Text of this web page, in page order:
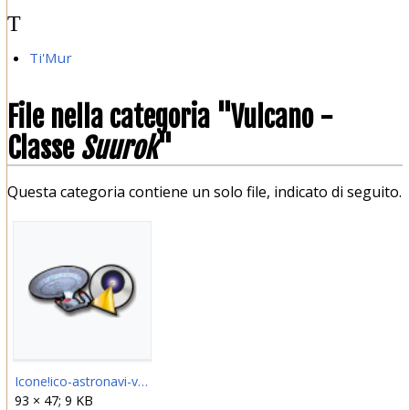
T
Ti'Mur
File nella categoria "Vulcano -
Classe Suurok"
Questa categoria contiene un solo file, indicato di seguito.
Icone!ico-astronavi-vulcano-suurok.png
93 × 47; 9 KB